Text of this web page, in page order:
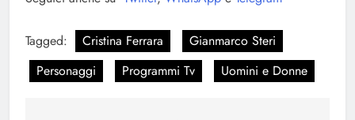
Tagged: Cristina Ferrara
Gianmarco Steri
Personaggi
Programmi Tv Uomini e Donne